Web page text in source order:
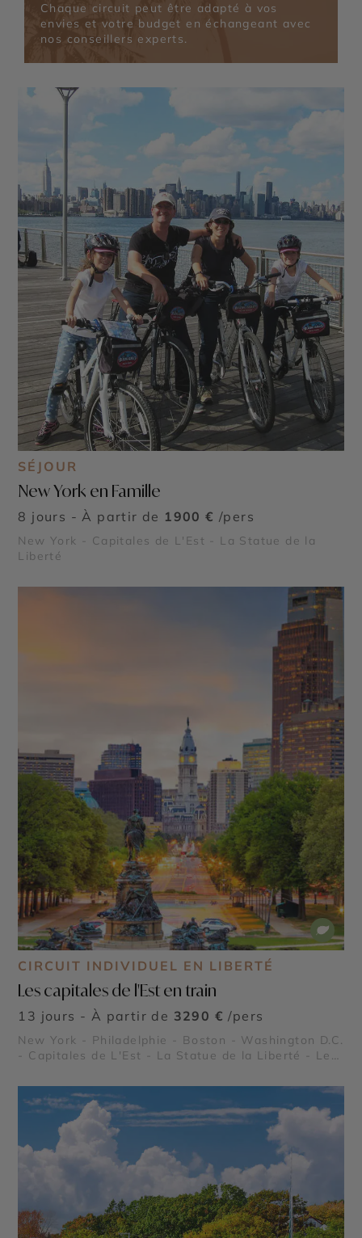
Chaque circuit peut être adapté à vos
envies et votre budget en échangeant avec
nos conseillers experts.
SÉJOUR
New York en Famille
8 jours - À partir de 1900 € /pers
New York - Capitales de L'Est - La Statue de la
Liberté
CIRCUIT INDIVIDUEL EN LIBERTÉ
Les capitales de l'Est en train
13 jours - À partir de 3290 € /pers
New York - Philadelphie - Boston - Washington D.C.
- Capitales de L'Est - La Statue de la Liberté - Le